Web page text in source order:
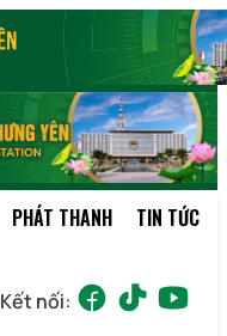
PHÁT THANH TIN TỨC
Kết nối: